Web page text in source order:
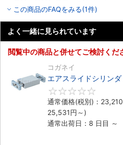
この商品のFAQをみる(1件)
よく一緒に見られています
閲覧中の商品と併せてご検討くだ
コガネイ
エアスライドシリン
通常価格(税別)： 23,210
25,531円 ～)
通常出荷日：8 日目 ～